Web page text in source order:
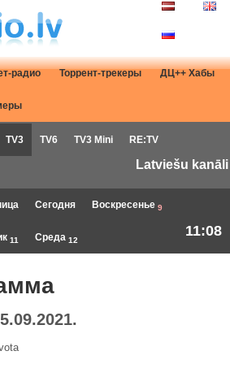
радио Торрент-трекеры ДЦ++ Хабы
TV3 TV6 TV3 Mini RE:TV
Latviešu kanāli
Сегодня Воскресенье 9
11 Среда 12
11:08